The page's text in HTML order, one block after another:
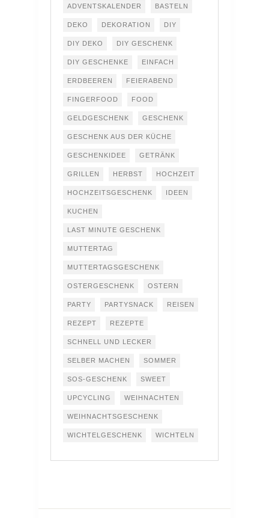
ADVENTSKALENDER BASTELN
DEKO DEKORATION DIY
DIY DEKO DIY GESCHENK
DIY GESCHENKE EINFACH
ERDBEEREN FEIERABEND
FINGERFOOD FOOD
GELDGESCHENK GESCHENK
GESCHENK AUS DER KÜCHE
GESCHENKIDEE GETRÄNK
GRILLEN HERBST HOCHZEIT
HOCHZEITSGESCHENK IDEEN
KUCHEN
LAST MINUTE GESCHENK
MUTTERTAG
MUTTERTAGSGESCHENK
OSTERGESCHENK OSTERN
PARTY PARTYSNACK REISEN
REZEPT REZEPTE
SCHNELL UND LECKER
SELBER MACHEN SOMMER
SOS-GESCHENK SWEET
UPCYCLING WEIHNACHTEN
WEIHNACHTSGESCHENK
WICHTELGESCHENK WICHTELN